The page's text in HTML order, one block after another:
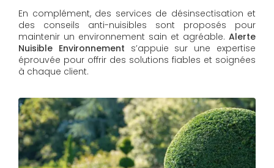
En complément, des services de désinsectisation et
des conseils anti-nuisibles sont proposés pour
maintenir un environnement sain et agréable. Alerte
Nuisible Environnement s’appuie sur une expertise
éprouvée pour offrir des solutions fiables et soignées
à chaque client.